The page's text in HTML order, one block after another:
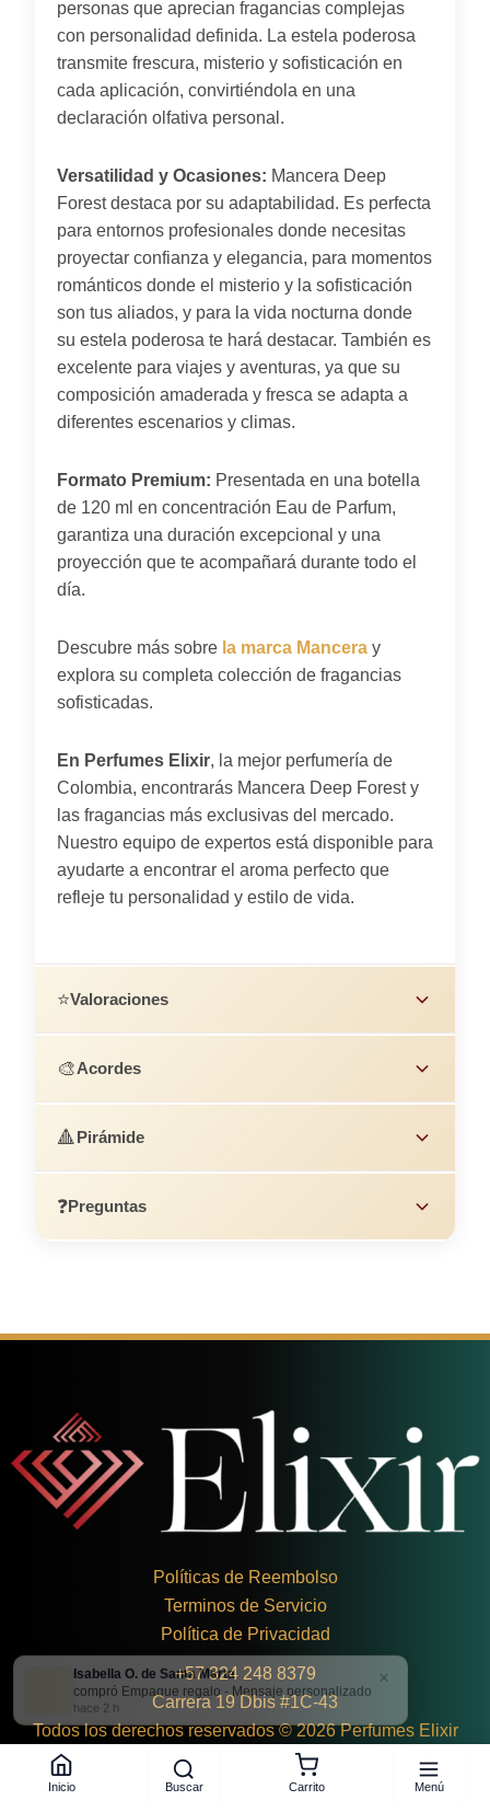
personas que aprecian fragancias complejas
con personalidad definida. La estela poderosa
transmite frescura, misterio y sofisticación en
cada aplicación, convirtiéndola en una
declaración olfativa personal.
Versatilidad y Ocasiones: Mancera Deep
Forest destaca por su adaptabilidad. Es perfecta
para entornos profesionales donde necesitas
proyectar confianza y elegancia, para momentos
románticos donde el misterio y la sofisticación
son tus aliados, y para la vida nocturna donde
su estela poderosa te hará destacar. También es
excelente para viajes y aventuras, ya que su
composición amaderada y fresca se adapta a
diferentes escenarios y climas.
Formato Premium: Presentada en una botella
de 120 ml en concentración Eau de Parfum,
garantiza una duración excepcional y una
proyección que te acompañará durante todo el
día.
Descubre más sobre la marca Mancera y
explora su completa colección de fragancias
sofisticadas.
En Perfumes Elixir, la mejor perfumería de
Colombia, encontrarás Mancera Deep Forest y
las fragancias más exclusivas del mercado.
Nuestro equipo de expertos está disponible para
ayudarte a encontrar el aroma perfecto que
refleje tu personalidad y estilo de vida.
⭐Valoraciones
🎨Acordes
🔺Pirámide
❓Preguntas
Políticas de Reembolso
Terminos de Servicio
Política de Privacidad
+57 324 248 8379
Carrera 19 Dbis #1C-43
Todos los derechos reservados © 2026 Perfumes Elixir
Inicio Buscar Carrito Menú
Isabella O. de Santa Marta
compró Empaque regalo - Mensaje personalizado
hace 2 h
×